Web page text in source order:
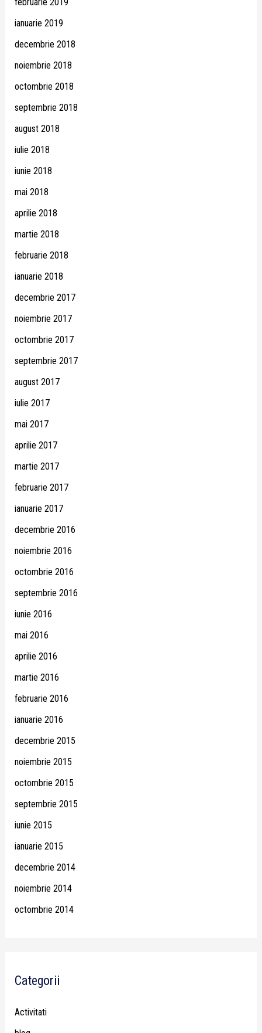
ianuarie 2019
decembrie 2018
noiembrie 2018
octombrie 2018
septembrie 2018
august 2018
iulie 2018
iunie 2018
mai 2018
aprilie 2018
martie 2018
februarie 2018
ianuarie 2018
decembrie 2017
noiembrie 2017
octombrie 2017
septembrie 2017
august 2017
iulie 2017
mai 2017
aprilie 2017
martie 2017
februarie 2017
ianuarie 2017
decembrie 2016
noiembrie 2016
octombrie 2016
septembrie 2016
iunie 2016
mai 2016
aprilie 2016
martie 2016
februarie 2016
ianuarie 2016
decembrie 2015
noiembrie 2015
octombrie 2015
septembrie 2015
iunie 2015
ianuarie 2015
decembrie 2014
noiembrie 2014
octombrie 2014
Categorii
Activitati